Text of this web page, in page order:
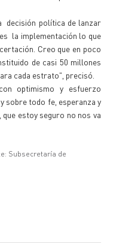
decisión política de lanzar
la implementación lo que
Creo que en poco
de casi 50 millones
cada estrato", precisó.
optimismo y esfuerzo
sobre todo fe, esperanza y
estoy seguro no nos va
Subsecretaría de